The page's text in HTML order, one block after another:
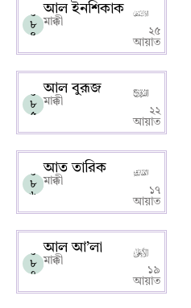
০
৮
৪
আল ইনশিকাক
মাক্কী
২৫
আয়াত
০
৮
৫
আল বুরূজ
মাক্কী
২২
আয়াত
০
৮
৬
আত তারিক
মাক্কী
১৭
আয়াত
০
৮
৭
আল আ’লা
মাক্কী
১৯
আয়াত